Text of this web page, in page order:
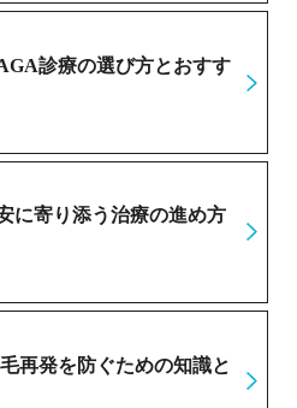
診療の選び方とおすす
に寄り添う治療の進め方
再発を防ぐための知識と